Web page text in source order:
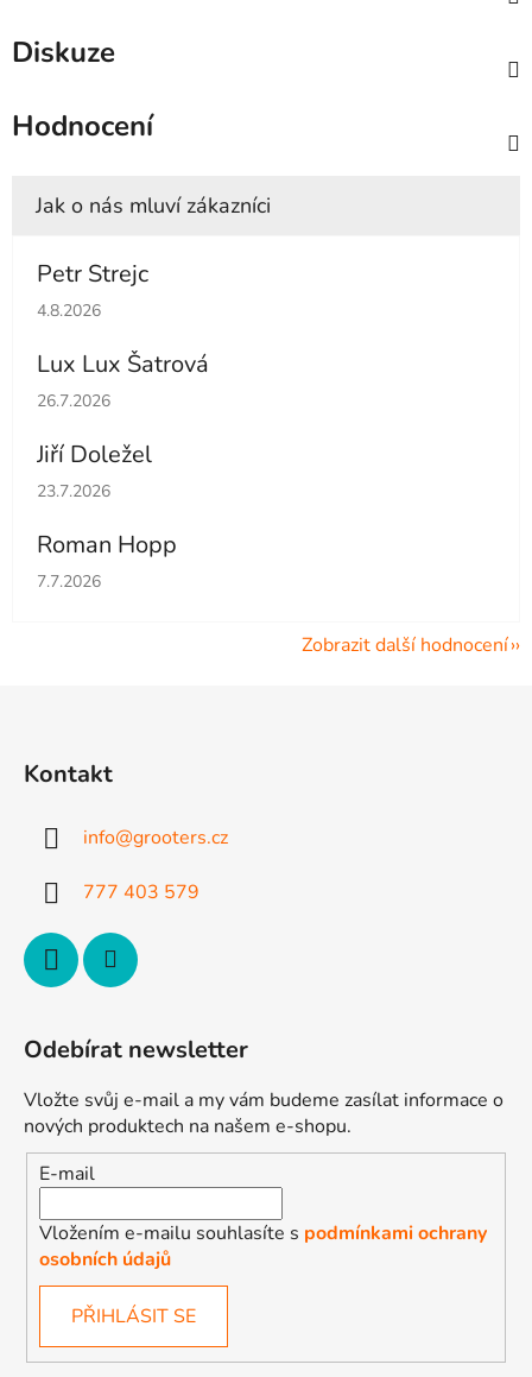
Diskuze
Hodnocení
Petr Strejc
Hodnocení obchodu je 5 z 5 hvězdiček.
4.8.2026
Lux Lux Šatrová
Hodnocení obchodu je 5 z 5 hvězdiček.
26.7.2026
Jiří Doležel
Hodnocení obchodu je 5 z 5 hvězdiček.
23.7.2026
Roman Hopp
Hodnocení obchodu je 5 z 5 hvězdiček.
7.7.2026
Zobrazit další hodnocení
Kontakt
info@grooters.cz
777 403 579
Odebírat newsletter
Vložte svůj e-mail a my vám budeme zasílat informace o
nových produktech na našem e-shopu.
E-mail
Vložením e-mailu souhlasíte s podmínkami ochrany
osobních údajů
PŘIHLÁSIT SE